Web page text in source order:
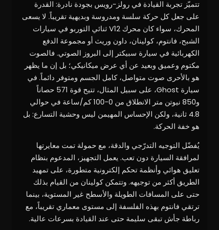
تتميّز تجربة القيادة في رولز-رويس بجودة نادرة: القدرة
على جعل كل حركة سلسة ومدروسة وبديهية تقريباً. لا يسعى
المحرك، سواء كان محرك V12 ثنائي التوربو في سيارات
الشبح، فانتوم، كولينان، داون وريث أو مجموعة الدفع
الكهربائية في سيارة سبيكتر إلى البروز الصوتي. فالصوت
مكتوم وعميق وبعيد عن أي عرض ميكانيكي؛ بل إن ما يظهر
هو بالأحرى صوت متواصل، كامل الجسم ومتوفر دائماً. في
سيارة Ghost، على سبيل المثال، تتيح قوة 571 حصاناً
و850 نيوتن متر الانطلاق من 0-100 كم/ساعة في حوالي
4.8 ثانية، ولكن الإحساس المهيمن ليس وحشية التسارع: بل
هو خفة الحركة.
يُفضّل التوجيه التدرّجي والدقة، مع حمولة تمت معايرتها
لمرافقة السيارة دون تعب. يعمل التجهيز، المدعوم بنظام
تعليق هوائي وأنظمة تحكم إلكترونية متطورة، على تمهيد
الطريق أكثر من توجيهه. وتتمكن كولينان من القيام بذلك
حتى على المسافات الطويلة والأسطح غير المستوية، بينما
ترتقي فانتوم بهذه الفلسفة إلى مستوى معماري تقريباً، مع
رباطة جأش تبقى سليمة حتى عند القيادة بسرعات عالية.